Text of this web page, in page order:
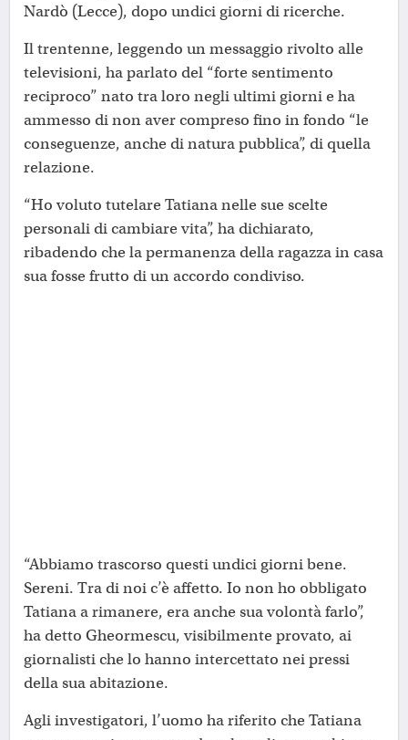
Nardò (Lecce), dopo undici giorni di ricerche.
Il trentenne, leggendo un messaggio rivolto alle
televisioni, ha parlato del “forte sentimento
reciproco” nato tra loro negli ultimi giorni e ha
ammesso di non aver compreso fino in fondo “le
conseguenze, anche di natura pubblica”, di quella
relazione.
“Ho voluto tutelare Tatiana nelle sue scelte
personali di cambiare vita”, ha dichiarato,
ribadendo che la permanenza della ragazza in casa
sua fosse frutto di un accordo condiviso.
“Abbiamo trascorso questi undici giorni bene.
Sereni. Tra di noi c’è affetto. Io non ho obbligato
Tatiana a rimanere, era anche sua volontà farlo”,
ha detto Gheormescu, visibilmente provato, ai
giornalisti che lo hanno intercettato nei pressi
della sua abitazione.
Agli investigatori, l’uomo ha riferito che Tatiana